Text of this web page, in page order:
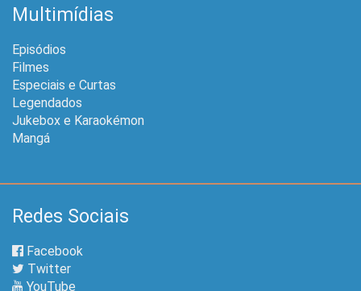
Multimídias
Episódios
Filmes
Especiais e Curtas
Legendados
Jukebox e Karaokémon
Mangá
Redes Sociais
Facebook
Twitter
YouTube